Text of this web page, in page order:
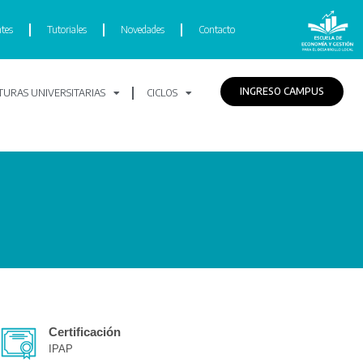
Tutoriales Novedades Contacto
UNIVERSITARIAS CICLOS INGRESO CAMPUS
Certificación
IPAP